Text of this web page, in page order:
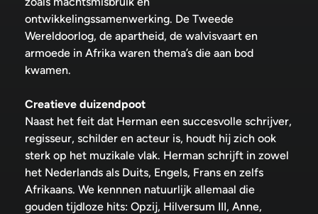
ontwikkelingssamenwerking. De Tweede
Wereldoorlog, de apartheid, de walvisvaart en
armoede in Afrika waren thema’s die aan bod
kwamen.
Creatieve duizendpoot
Naast het feit dat Herman een succesvolle schrijver,
regisseur, schilder en acteur is, houdt hij zich ook
sterk op het muzikale vlak. Herman schrijft in zowel
het Nederlands als Duits, Engels, Frans en zelfs
Afrikaans. We kennnen natuurlijk allemaal die
gouden tijdloze hits: Opzij, Hilversum III, Anne,